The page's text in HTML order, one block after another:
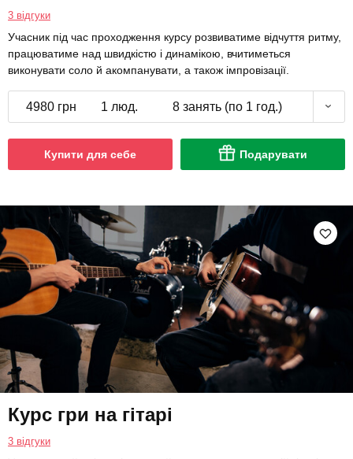
3 відгуки
Учасник під час проходження курсу розвиватиме відчуття ритму,
працюватиме над швидкістю і динамікою, вчитиметься
виконувати соло й акомпанувати, а також імпровізації.
4980 грн 1 люд. 8 занять (по 1 год.)
Купити для себе Подарувати
Курс гри на гітарі
3 відгуки